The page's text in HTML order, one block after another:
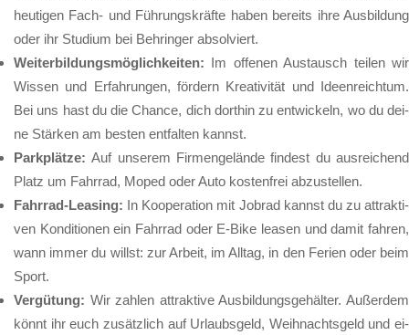
heu­ti­gen Fach- und Füh­rungs­kräf­te ha­ben be­reits ih­re Aus­bil­dung
oder ihr Stu­di­um bei Beh­rin­ger ab­sol­viert.
Wei­ter­bil­dungs­mög­lich­kei­ten: Im of­fe­nen Aus­tausch tei­len wir
Wis­sen und Er­fah­run­gen, för­dern Krea­ti­vi­tät und Ide­en­reich­tum.
Bei uns hast du die Chan­ce, dich dort­hin zu ent­wi­ckeln, wo du dei­
ne Stär­ken am bes­ten ent­fal­ten kannst.
Park­plät­ze: Auf un­se­rem Fir­men­ge­län­de fin­dest du aus­rei­chend
Platz um Fahr­rad, Mo­ped oder Au­to kos­ten­frei ab­zu­stel­len.
Fahr­rad-Lea­sing: In Ko­ope­ra­ti­on mit Job­rad kannst du zu at­trak­ti­
ven Kon­di­tio­nen ein Fahr­rad oder E-Bi­ke lea­sen und da­mit fah­ren,
wann im­mer du willst: zur Ar­beit, im All­tag, in den Fe­ri­en oder beim
Sport.
Ver­gü­tung: Wir zah­len at­trak­ti­ve Aus­bil­dungs­ge­häl­ter. Au­ßer­dem
könnt ihr euch zu­sätz­lich auf Ur­laubs­geld, Weih­nachts­geld und ei­